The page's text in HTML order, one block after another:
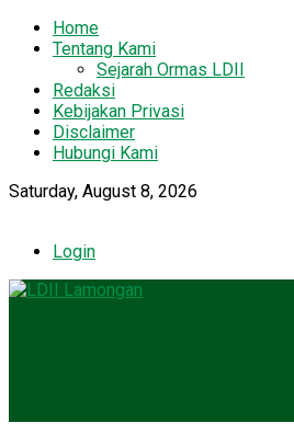
Home
Tentang Kami
Sejarah Ormas LDII
Redaksi
Kebijakan Privasi
Disclaimer
Hubungi Kami
Saturday, August 8, 2026
Login